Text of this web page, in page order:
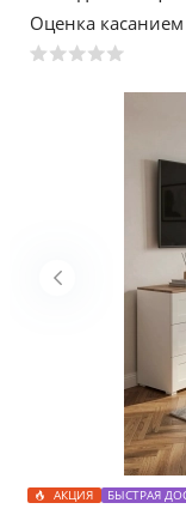
Оценка касанием
АКЦИЯ БЫСТРАЯ